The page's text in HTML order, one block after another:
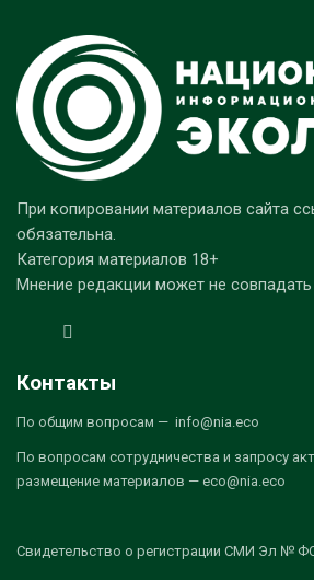
При копировании материалов сайта
обязательна.
Категория материалов 18+
Мнение редакции может не
Контакты
По общим вопросам — info@nia.eco
По вопросам сотрудничества и запросу
размещение материалов — eco@nia.eco
Свидетельство о регистрации СМИ Эл №